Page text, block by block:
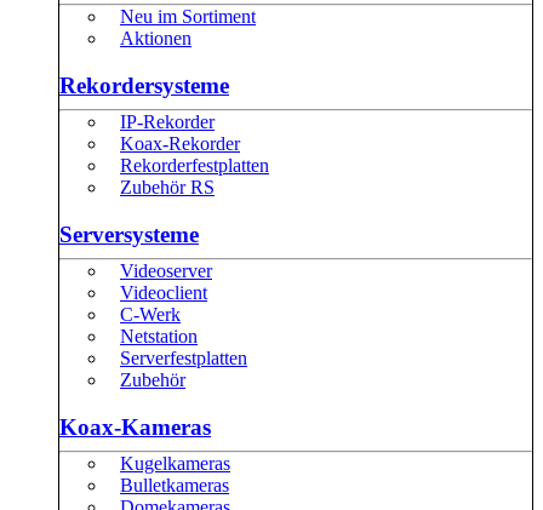
Neu im Sortiment
Aktionen
Rekordersysteme
IP-Rekorder
Koax-Rekorder
Rekorderfestplatten
Zubehör RS
Serversysteme
Videoserver
Videoclient
C-Werk
Netstation
Serverfestplatten
Zubehör
Koax-Kameras
Kugelkameras
Bulletkameras